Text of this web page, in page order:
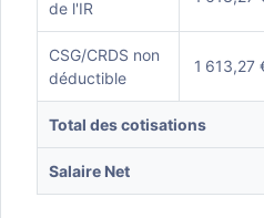
de l'IR
CSG/CRDS non
déductible
1 613,27
Total des cotisations
Salaire Net